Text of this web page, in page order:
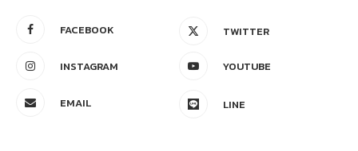
FACEBOOK TWITTER
INSTAGRAM YOUTUBE
EMAIL LINE